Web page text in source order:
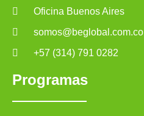
Oficina Buenos Aires
somos@beglobal.com.co
+57 (314) 791 0282
Programas